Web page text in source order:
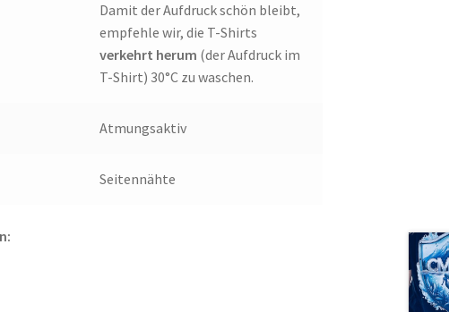
Damit der Aufdruck schön bleibt,
empfehle wir, die T-Shirts
verkehrt herum (der Aufdruck im
T-Shirt) 30°C zu waschen.
Atmungsaktiv
Seitennähte